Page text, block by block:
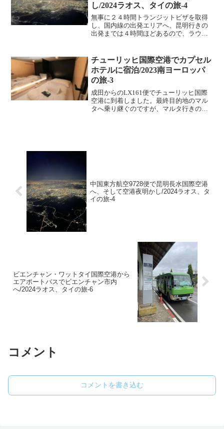
し/2024ラオス、タイの旅-4
無事に２４時間トランジットビザを取得
し、国内線の出発エリアへ、昆明行きの
出発までは４時間ほどあるので、ラウン
です。このラウンジはプライオリティパ
スで利用することがで...
チューリッヒ国際空港でカプセル
ホテルに宿泊/2023南ヨーロッパ
の旅-3
成田からのLX161便でチューリッヒ国際
空港に到着しました。最終目的地のマル
タへ乗り継ぐのですが、マルタ行きの便
中国東方航空9728便で昆明長水国際空港
へ、そして空港夜明かし/2024ラオス、タ
イの旅-4
ビエンチャン・ワットタイ国際空港から
エアポートバスでビエンチャン市内
へ/2024ラオス、タイの旅-6
コメント
コメントを書き込む